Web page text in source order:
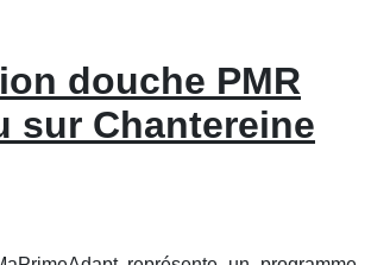
douche PMR
sur Chantereine